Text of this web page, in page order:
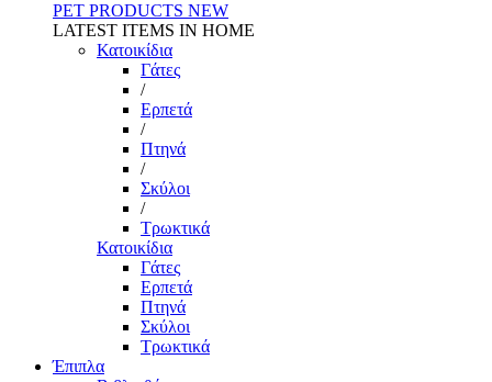
PET PRODUCTS NEW
LATEST ITEMS IN HOME
Κατοικίδια
Γάτες
/
Ερπετά
/
Πτηνά
/
Σκύλοι
/
Τρωκτικά
Κατοικίδια
Γάτες
Ερπετά
Πτηνά
Σκύλοι
Τρωκτικά
Έπιπλα